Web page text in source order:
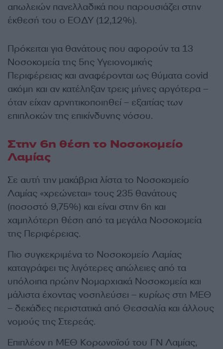
απωλειών πανελλαδικά που παρουσιάζει στην
έκθεσή του ο ΕΟΔΥ (12,12%).
Πρόκειται για θανάτους που αφορούν τα 13
Νοσοκομεία της 5ης Υγειονομικής
Περιφέρειας και αναφέρονται ως θύματα covid
ακόμη και αν κατέληξαν τρεις μήνες αργότερα –
όταν είχαν αρνητικοποιηθεί – εξαιτίας των
επιπλοκών της επικίνδυνης νόσου.
Στην 6η θέση το Νοσοκομείο
Λαμίας
Σε αυτή την μακάβρια λίστα το Νοσοκομείο
Λαμίας «χρεώνεται» τους 235 θανάτους
(ποσοστό 9,75%) και είναι στην 6η και
χαμηλότερη θέση από τα μεγάλα Νοσοκομεία
της Περιφέρειας.
Πιο συγκεκριμένα το Νοσοκομείο Λαμίας
καταγράφει τις λιγότερες απώλειες από τα
υπόλοιπα πρώην Νομαρχιακά Νοσοκομεία και
μάλιστα έχοντας νοσηλεύσει – κυρίως στη ΜΕΘ
– δεκάδες περιστατικά από Θεσσαλία και άλλους
νομούς της Στερεάς.
Επιπλέον η ΜΕΘ Κορωνοϊού του ΓΝ Λαμίας,